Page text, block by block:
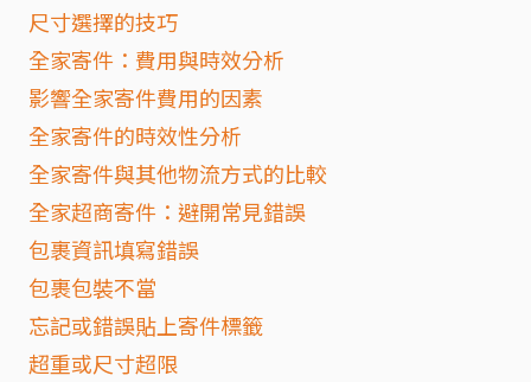
尺寸選擇的技巧
全家寄件：費用與時效分析
影響全家寄件費用的因素
全家寄件的時效性分析
全家寄件與其他物流方式的比較
全家超商寄件：避開常見錯誤
包裹資訊填寫錯誤
包裹包裝不當
忘記或錯誤貼上寄件標籤
超重或尺寸超限